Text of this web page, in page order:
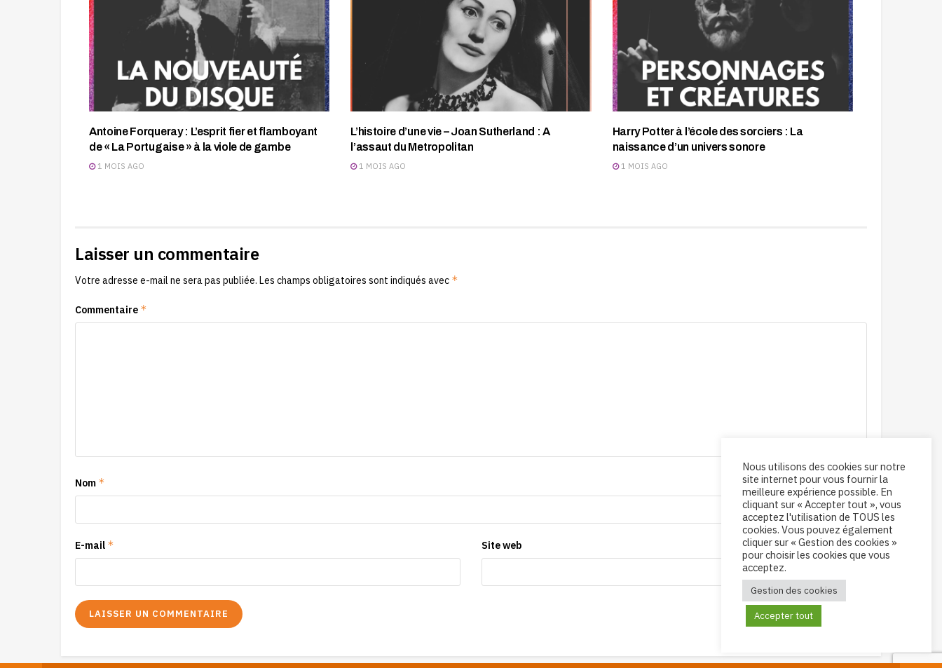
Antoine Forqueray : L’esprit fier et flamboyant
de « La Portugaise » à la viole de gambe
1 MOIS AGO
L’histoire d’une vie – Joan Sutherland : A
l’assaut du Metropolitan
1 MOIS AGO
Harry Potter à l’école des sorciers : La
naissance d’un univers sonore
1 MOIS AGO
Laisser un commentaire
Votre adresse e-mail ne sera pas publiée. Les champs obligatoires sont indiqués avec *
Commentaire *
Nom *
E-mail * Site web
Nous utilisons des cookies sur notre
site internet pour vous fournir la
meilleure expérience possible. En
cliquant sur « Accepter tout », vous
acceptez l'utilisation de TOUS les
cookies. Vous pouvez également
cliquer sur « Gestion des cookies »
pour choisir les cookies que vous
acceptez.
Gestion des cookies
Accepter tout